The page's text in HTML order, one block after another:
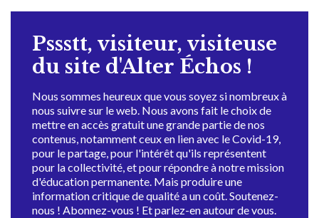
Pssstt, visiteur, visiteuse
du site d'Alter Échos !
Nous sommes heureux que vous soyez si nombreux à
nous suivre sur le web. Nous avons fait le choix de
mettre en accès gratuit une grande partie de nos
contenus, notamment ceux en lien avec le Covid-19,
pour le partage, pour l'intérêt qu'ils représentent
pour la collectivité, et pour répondre à notre mission
d'éducation permanente. Mais produire une
information critique de qualité a un coût. Soutenez-
nous ! Abonnez-vous ! Et parlez-en autour de vous.